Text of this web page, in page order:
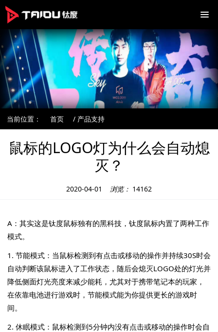
当前位置： 首页 / 产品支持
鼠标的LOGO灯为什么会自动熄
灭？
2020-04-01 浏览： 14162
A：其实这是钛度鼠标独有的黑科技，钛度鼠标内置了两种工作
模式。
1. 节能模式：当鼠标检测到有点击或移动的操作并持续30S时会
自动判断该鼠标进入了工作状态，随后会熄灭LOGO处的灯光并
降低侧面灯光亮度来减少能耗，尤其对于携带笔记本的玩家，
在依靠电池进行游戏时，节能模式能为你提供更长的游戏时
间。
2. 休眠模式：鼠标检测到5分钟内没有点击或移动的操作时会自